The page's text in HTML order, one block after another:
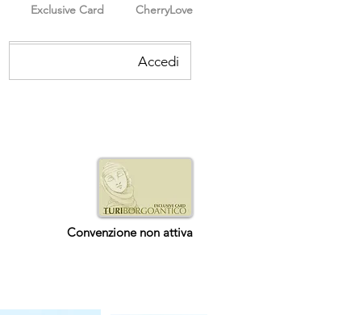
Exclusive Card CherryLove
Accedi
Convenzione non attiva
Accedi